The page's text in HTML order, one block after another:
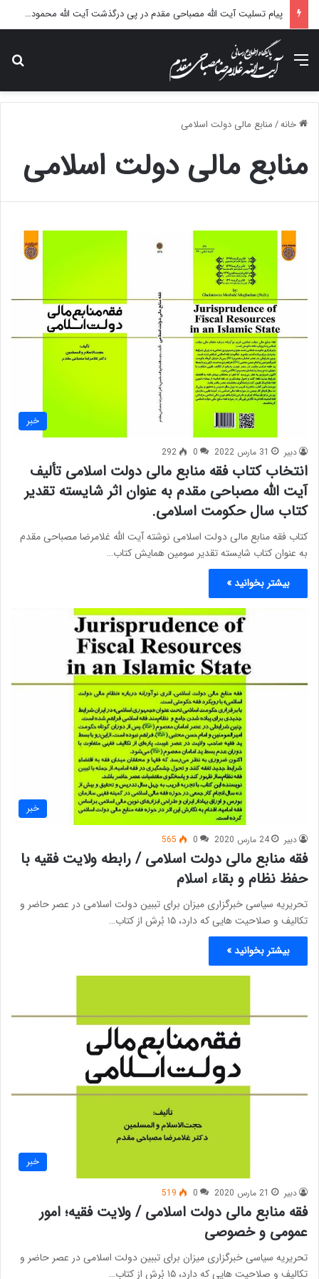
پیام تسلیت آیت الله مصباحی مقدم در پی درگذشت آیت الله محمودی گلپایگانی
منو
خانه/منابع مالی دولت اسلامی
منابع مالی دولت اسلامی
خبر
دبیر 31 مارس 2022 0
292
انتخاب کتاب فقه منابع مالی دولت اسلامی تألیف
آیت الله مصباحی مقدم به عنوان اثر شایسته تقدیر
کتاب سال حکومت اسلامی.
کتاب فقه منابع مالی دولت اسلامی نوشته آیت الله غلامرضا مصباحی مقدم
به عنوان کتاب شایسته تقدیر سومین همایش کتاب…
بیشتر بخوانید »
خبر
دبیر 24 مارس 2020 0
565
فقه منابع مالی دولت اسلامی / رابطه ولایت فقیه با
حفظ نظام و بقاء اسلام
تحریریه سیاسی خبرگزاری میزان برای تببین دولت اسلامی در عصر حاضر و
تکالیف و صلاحیت هایی که دارد، ۱۵ بُرش از کتاب…
بیشتر بخوانید »
خبر
دبیر 21 مارس 2020 0
519
فقه منابع مالی دولت اسلامی / ولایت فقیه؛ امور
عمومی و خصوصی
تحریریه سیاسی خبرگزاری میزان برای تببین دولت اسلامی در عصر حاضر و
تکالیف و صلاحیت هایی که دارد، ۱۵ بُرش از کتاب…